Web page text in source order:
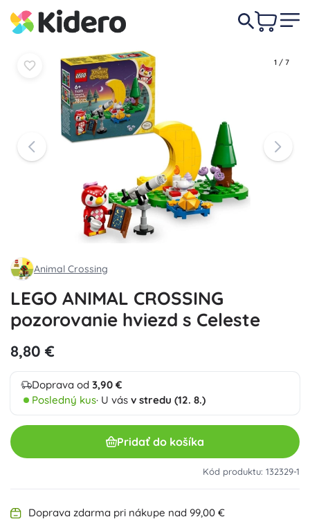
1 / 7
Animal Crossing
LEGO ANIMAL CROSSING
pozorovanie hviezd s Celeste
8,80 €
Doprava od 3,90 €
Posledný kus· U vás v stredu (12. 8.)
Pridať do košíka
Kód produktu: 132329-1
Doprava zdarma pri nákupe nad 99,00 €
8,80 € Do košíka